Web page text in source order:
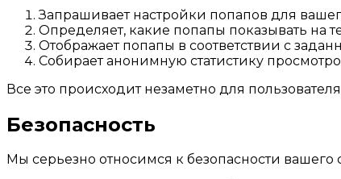
Запрашивает настройки попапов для
Определяет, какие попапы показывать на
Отображает попапы в соответствии с
Собирает анонимную статистику
Все это происходит незаметно для
Безопасность
Мы серьезно относимся к безопасности вашего